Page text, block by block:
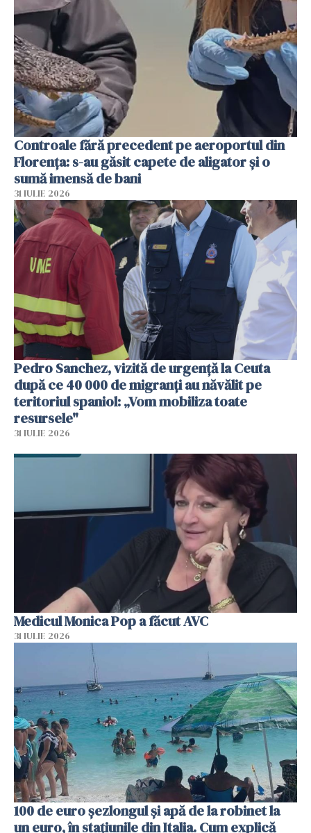
Controale fără precedent pe aeroportul din
Florența: s-au găsit capete de aligator și o
sumă imensă de bani
31 IULIE 2026
Pedro Sanchez, vizită de urgență la Ceuta
după ce 40 000 de migranți au năvălit pe
teritoriul spaniol: „Vom mobiliza toate
resursele"
31 IULIE 2026
Medicul Monica Pop a făcut AVC
31 IULIE 2026
100 de euro șezlongul și apă de la robinet la
un euro, în stațiunile din Italia. Cum explică